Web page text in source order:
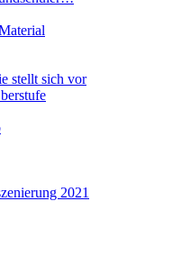
stellt sich vor
2021